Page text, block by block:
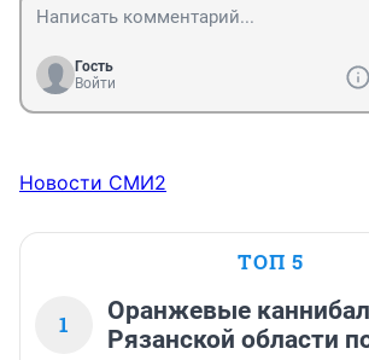
Гость
Войти
Новости СМИ2
ТОП 5
1
Оранжевые
Рязанской области